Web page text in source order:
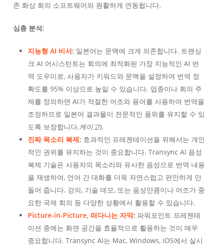
존 화상 회의 소프트웨어와 원활하게 연동됩니다.
심층 분석:
지능형 AI 비서: 일본어는 문맥에 크게 의존합니다. 트랜싱
크 AI 어시스턴트는 회의에 최적화된 가장 지능적인 AI 번
역 도우미로, 사용자가 키워드와 문맥을 설정하여 번역 정
확도를 95% 이상으로 높일 수 있습니다. 업종이나 회의 주
제를 정의하면 AI가 적절한 어조와 용어를 사용하여 번역을
조정하므로 일본어 결과물이 전문적인 품위를 유지할 수 있
도록 보장합니다.케이고).
진짜 목소리 복제: 효과적인 프레젠테이션을 위해서는 개인
적인 권위를 유지하는 것이 중요합니다. Transync AI 음성
복제 기술은 사용자의 목소리와 유사한 음성으로 번역 내용
을 재생하여, 언어 간 대화를 더욱 자연스럽고 편안하게 만
들어 줍니다. 강의, 기술 데모, 또는 음성만큼이나 어조가 중
요한 국제 회의 등 다양한 상황에서 활용할 수 있습니다.
Picture-in-Picture, 떠다니는 자막: 파워포인트 프레젠테
이션 중에는 화면 공간을 효율적으로 활용하는 것이 매우
중요합니다. Transync AI는 Mac, Windows, iOS에서 실시